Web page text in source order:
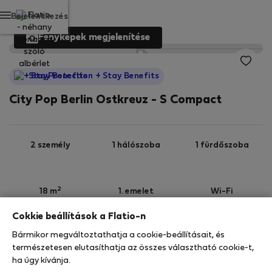
Bejelentkezés
Fényképek megjelenítése
StayProtection + Stay Benefits
City Pop Berlin Ostkreuz - S Compact
2 személy 1 hálószoba 1 fürdőszoba
18 m2 1. emelet Wi-Fi
Az Ön tartózkodását ebben az ingatlanban a
StayProtection
Cokkie beállítások a Flatio-n
Bármikor megváltoztathatja a cookie-beállításait, és
természetesen elutasíthatja az összes választható cookie-t,
ha úgy kívánja.